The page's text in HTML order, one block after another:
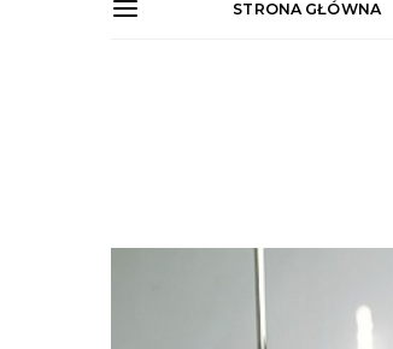
STRONA GŁÓWNA